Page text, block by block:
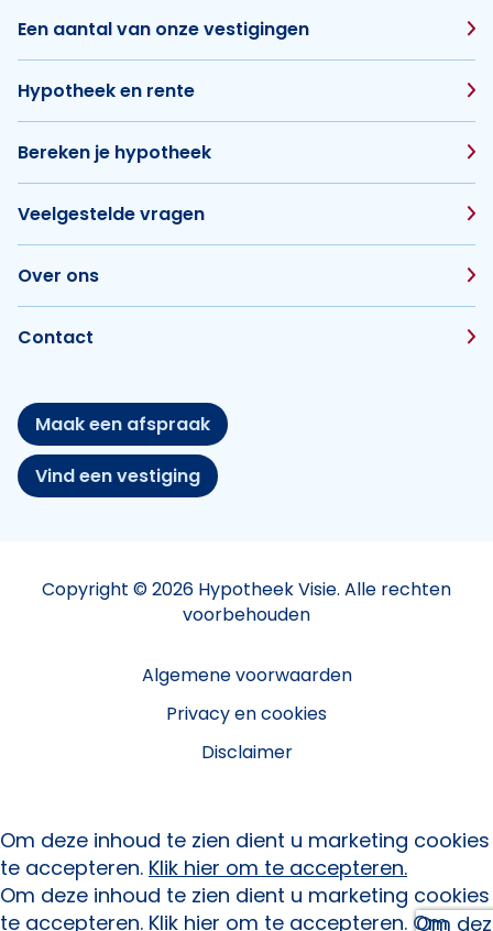
Een aantal van onze vestigingen
Hypotheek en rente
Bereken je hypotheek
Veelgestelde vragen
Over ons
Contact
Maak een afspraak
Vind een vestiging
Copyright © 2026 Hypotheek Visie. Alle rechten
voorbehouden
Algemene voorwaarden
Privacy en cookies
Disclaimer
Om
Om deze inhoud te zien dient u marketing cookies
te accepteren. Klik hier om te accepteren.
Om deze inhoud te zien dient u marketing cookies
te accepteren. Klik hier om te accepteren. Om